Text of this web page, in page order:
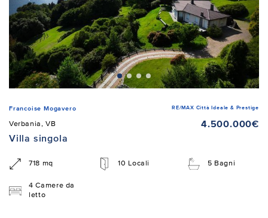
Francoise Mogavero RE/MAX Città Ideale & Prestige
Verbania, VB
4.500.000€
Villa singola
718 mq 10 Locali 5 Bagni
4 Camere da
letto